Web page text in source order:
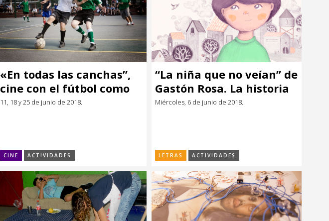
«En todas las canchas”,
cine con el fútbol como
telón de fondo
11, 18 y 25 de junio de 2018.
CINE ACTIVIDADES
“La niña que no veían” de
Gastón Rosa. La historia
de una niña transgénero
Miércoles, 6 de junio de 2018.
LETRAS ACTIVIDADES